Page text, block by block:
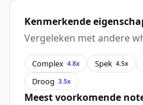
Kenmerkende
Vergeleken met andere
Complex 4.8x Spek 4.5x
Droog 3.5x
Meest voorkomende